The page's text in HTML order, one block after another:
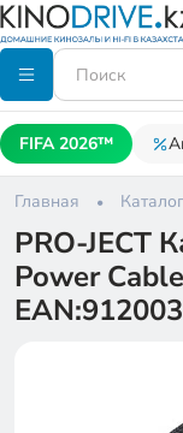
FIFA 2026™
Главная Каталог
PRO-JECT
Power